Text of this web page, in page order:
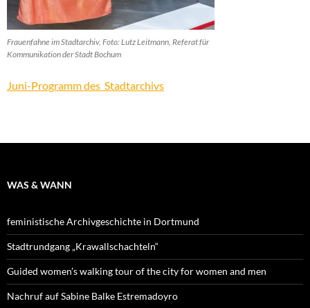
Frauenfahne im Stadtarchiv, Foto: Lutz Leitmann, Referat für
Kommunikation der Stadt Bochum
Juni-Programm des Stadtarchivs
WAS & WANN
feministische Archivgeschichte in Dortmund
Stadtrundgang „Krawallschachteln“
Guided women’s walking tour of the city for women and men
Nachruf auf Sabine Balke Estremadoyro